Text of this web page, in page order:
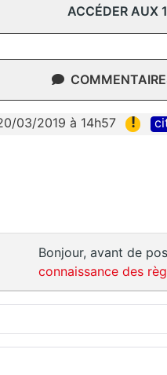
ACCÉDER AUX
03/2019 à 14h57 !
Bonjour, avant de
connaissance des